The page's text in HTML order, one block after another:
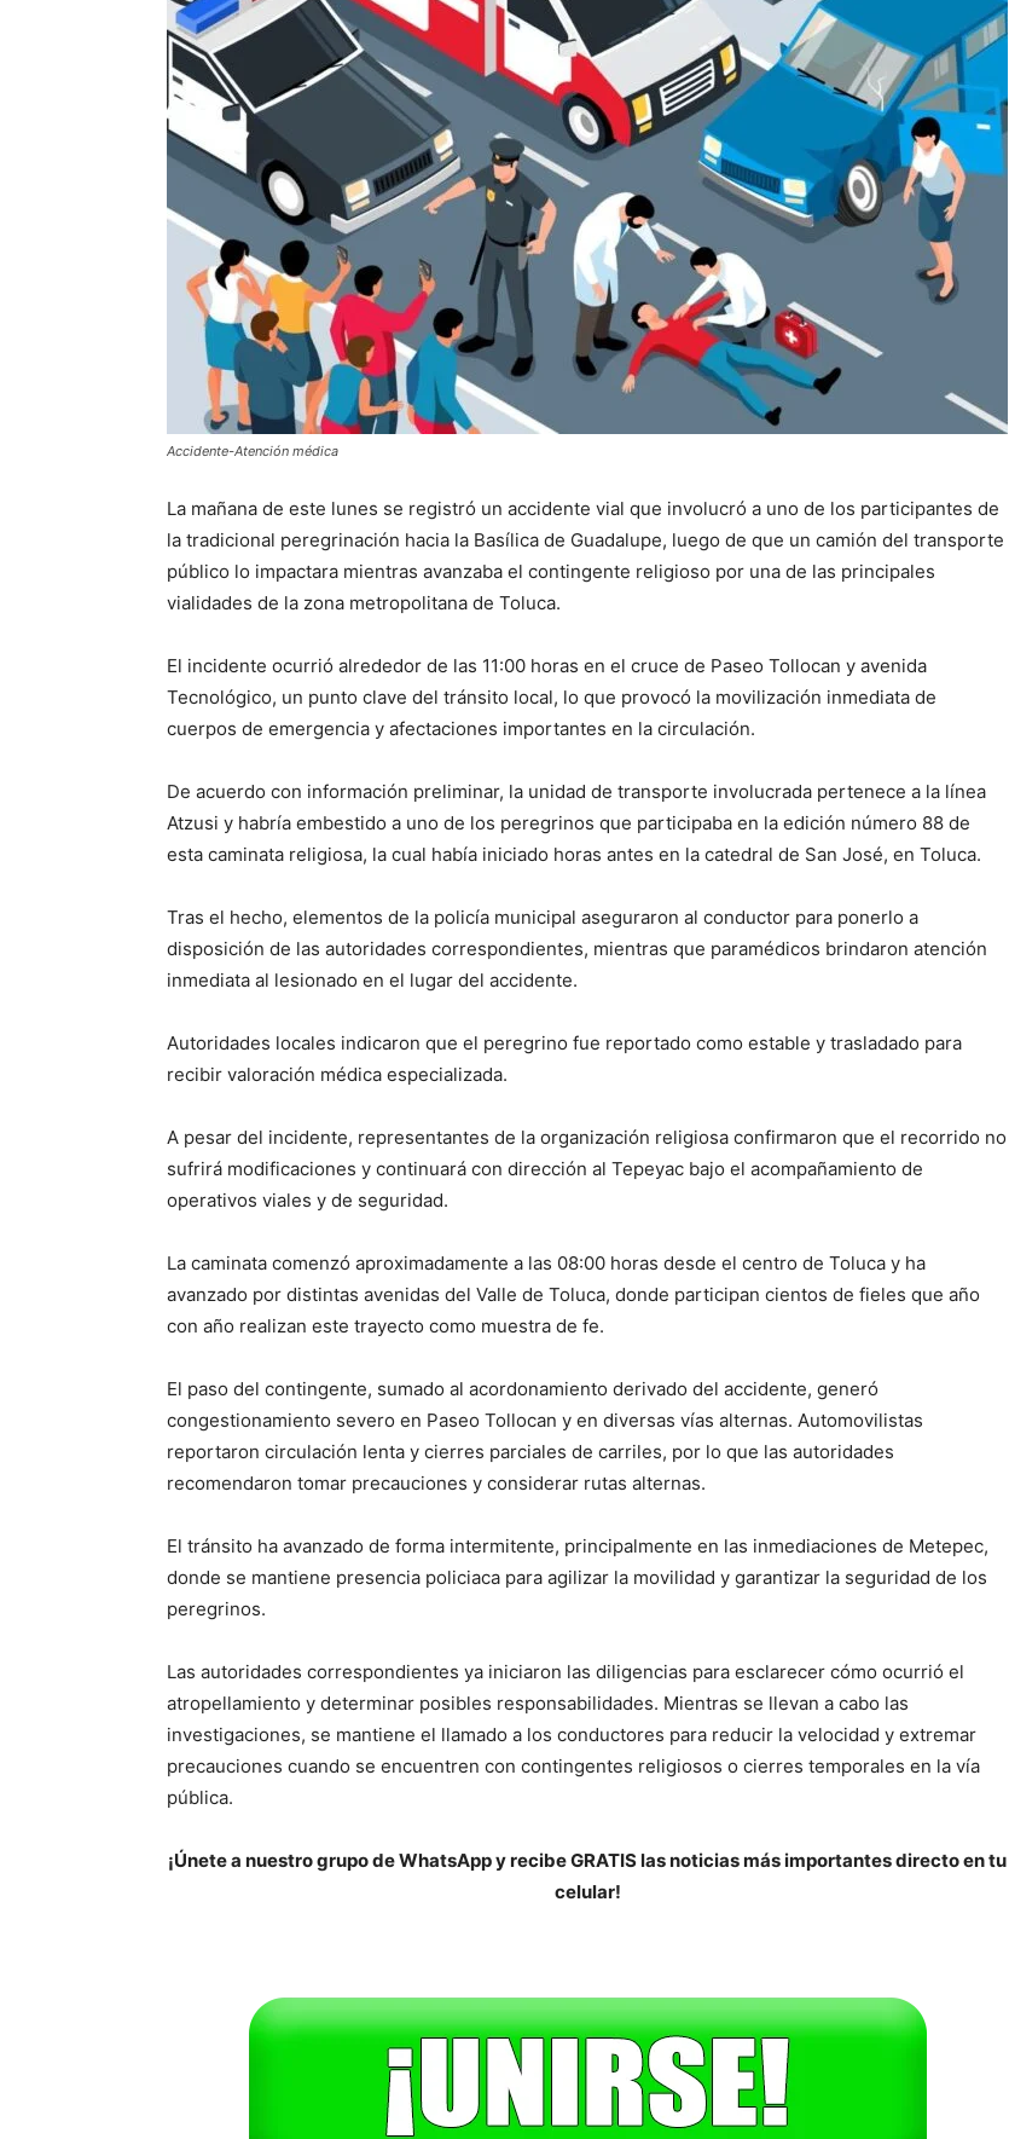
Accidente-Atención médica
La mañana de este lunes se registró un accidente vial que involucró a uno de los participantes de
la tradicional peregrinación hacia la Basílica de Guadalupe, luego de que un camión del transporte
público lo impactara mientras avanzaba el contingente religioso por una de las principales
vialidades de la zona metropolitana de Toluca.
El incidente ocurrió alrededor de las 11:00 horas en el cruce de Paseo Tollocan y avenida
Tecnológico, un punto clave del tránsito local, lo que provocó la movilización inmediata de
cuerpos de emergencia y afectaciones importantes en la circulación.
De acuerdo con información preliminar, la unidad de transporte involucrada pertenece a la línea
Atzusi y habría embestido a uno de los peregrinos que participaba en la edición número 88 de
esta caminata religiosa, la cual había iniciado horas antes en la catedral de San José, en Toluca.
Tras el hecho, elementos de la policía municipal aseguraron al conductor para ponerlo a
disposición de las autoridades correspondientes, mientras que paramédicos brindaron atención
inmediata al lesionado en el lugar del accidente.
Autoridades locales indicaron que el peregrino fue reportado como estable y trasladado para
recibir valoración médica especializada.
A pesar del incidente, representantes de la organización religiosa confirmaron que el recorrido no
sufrirá modificaciones y continuará con dirección al Tepeyac bajo el acompañamiento de
operativos viales y de seguridad.
La caminata comenzó aproximadamente a las 08:00 horas desde el centro de Toluca y ha
avanzado por distintas avenidas del Valle de Toluca, donde participan cientos de fieles que año
con año realizan este trayecto como muestra de fe.
El paso del contingente, sumado al acordonamiento derivado del accidente, generó
congestionamiento severo en Paseo Tollocan y en diversas vías alternas. Automovilistas
reportaron circulación lenta y cierres parciales de carriles, por lo que las autoridades
recomendaron tomar precauciones y considerar rutas alternas.
El tránsito ha avanzado de forma intermitente, principalmente en las inmediaciones de Metepec,
donde se mantiene presencia policiaca para agilizar la movilidad y garantizar la seguridad de los
peregrinos.
Las autoridades correspondientes ya iniciaron las diligencias para esclarecer cómo ocurrió el
atropellamiento y determinar posibles responsabilidades. Mientras se llevan a cabo las
investigaciones, se mantiene el llamado a los conductores para reducir la velocidad y extremar
precauciones cuando se encuentren con contingentes religiosos o cierres temporales en la vía
pública.
¡Únete a nuestro grupo de WhatsApp y recibe GRATIS las noticias más importantes directo en tu
celular!